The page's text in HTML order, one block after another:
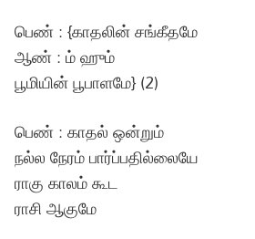
பெண் : {காதலின் சங்கீதமே
ஆண் : ம் ஹும்
பூமியின் பூபாளமே} (2)
பெண் : காதல் ஒன்றும்
நல்ல நேரம் பார்ப்பதில்லையே
ராகு காலம் கூட
ராசி ஆகுமே